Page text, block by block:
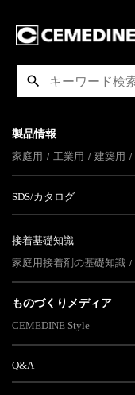
製品情報
家庭用
工業用 建築用
SDS/カタログ
接着基礎知識
家庭用接着剤の基礎知識
ものづくりメディア
CEMEDINE Style
Q&A